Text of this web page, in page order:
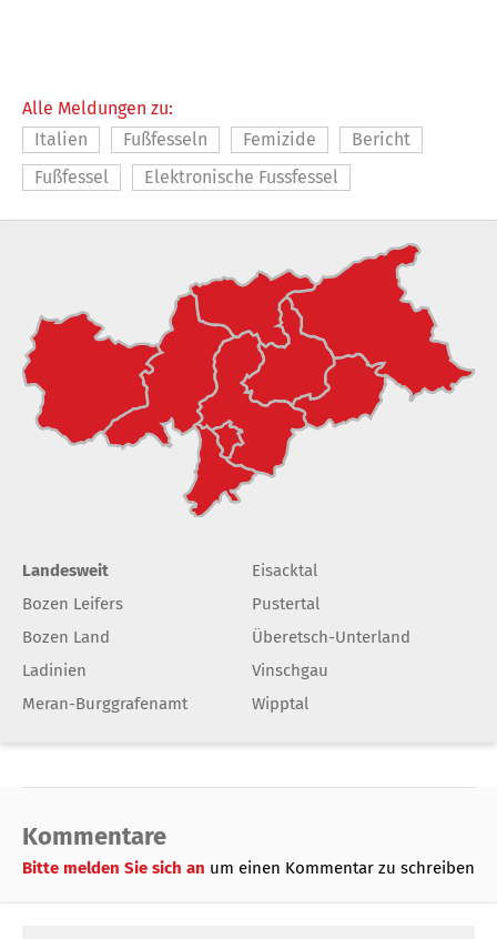
Alle Meldungen zu:
Italien
Fußfesseln Femizide
Bericht
Fußfessel
Elektronische Fussfessel
Landesweit
Bozen Leifers
Bozen Land
Ladinien
Meran-Burggrafenamt
Eisacktal
Pustertal
Überetsch-Unterland
Vinschgau
Wipptal
Kommentare
Bitte melden Sie sich an um einen Kommentar zu schreiben